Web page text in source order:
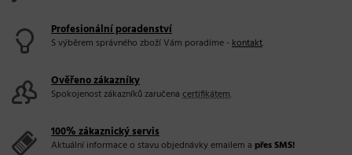
Profesionální poradenství
S výběrem správného zboží Vám poradíme -kontakt.
Ověřeno zákazníky
Spokojenost zákazníků zaručena certifikátem.
100% zákaznický servis
Aktuální informace o stavu objednávky emailem a přes SMS!